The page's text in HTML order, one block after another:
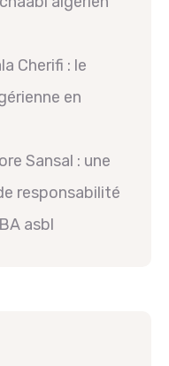
Cherifi : le
en
Sansal : une
responsabilité
asbl